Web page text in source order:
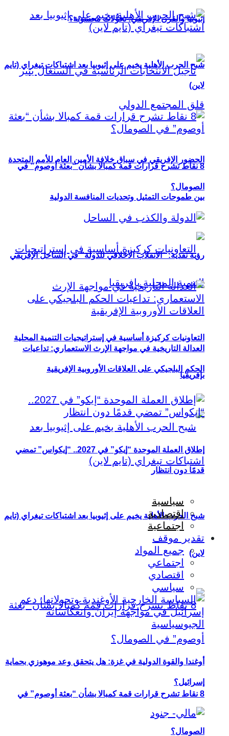
إثيوبيا والقرن الإفريقي: تحوُّلات محسوبة؟
الحضور الإفريقي في سباق خلافة الأمين العام للأمم المتحدة
بين طموحات التمثيل وتحديات المنافسة الدولية
التعاونيات كركيزة أساسية في إستراتيجيات التنمية المحلية
بإفريقيا
شبح الحرب الأهلية يخيم على إثيوبيا بعد اشتباكات تيغراي (تايم
لاين)
8 نقاط تشرح قرارات قمة كمبالا بشأن “بعثة أوصوم” في
الصومال؟
شبح الحرب الأهلية يخيم على إثيوبيا بعد اشتباكات تيغراي (تايم
لاين)
8 نقاط تشرح قرارات قمة كمبالا بشأن “بعثة أوصوم” في
الصومال؟
رؤية نقدية: “الانقلاب الأخلاقي للدولة” في الساحل الإفريقي
العدالة التاريخية في مواجهة الإرث الاستعماري: تداعيات
الحكم البلجيكي على العلاقات الأوروبية الإفريقية
إطلاق العملة الموحدة “إيكو” في 2027.. “إيكواس” تمضي
قدمًا دون انتظار
سياسية
اقتصادية
اجتماعية
تقدير موقف
جميع المواد
اجتماعي
اقتصادي
سياسي
أوغندا والقوة الدولية في غزة: هل يتحقق وعد موهوزي بحماية
إسرائيل؟